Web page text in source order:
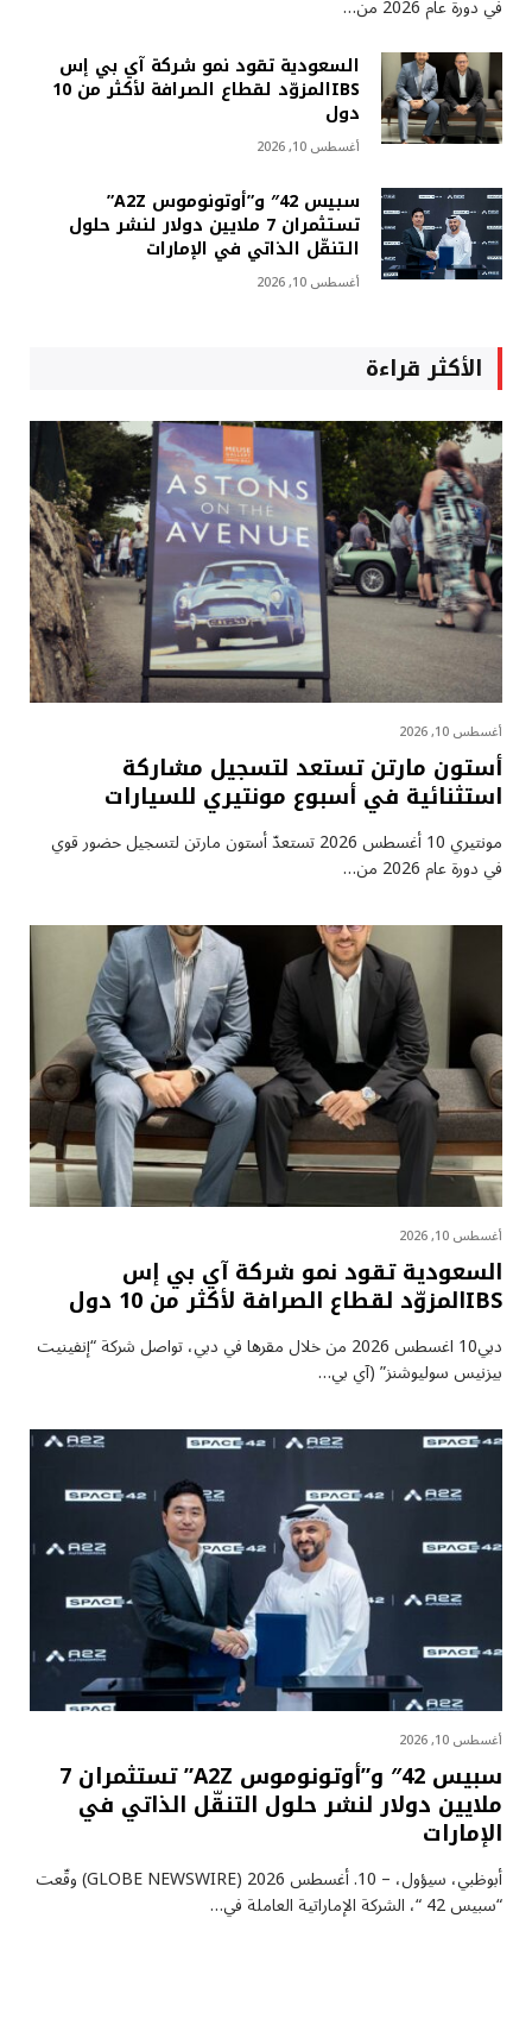
في دورة عام 2026 من…
السعودية تقود نمو شركة آي بي إس
IBSالمزوّد لقطاع الصرافة لأكثر من 10
دول
أغسطس 10, 2026
سبيس 42″ و”أوتونوموس A2Z”
تستثمران 7 ملايين دولار لنشر حلول
التنقّل الذاتي في الإمارات
أغسطس 10, 2026
الأكثر قراءة
أغسطس 10, 2026
أستون مارتن تستعد لتسجيل مشاركة
استثنائية في أسبوع مونتيري للسيارات
مونتيري 10 أغسطس 2026 تستعدّ أستون مارتن لتسجيل حضور قوي
في دورة عام 2026 من…
أغسطس 10, 2026
السعودية تقود نمو شركة آي بي إس
IBSالمزوّد لقطاع الصرافة لأكثر من 10 دول
دبي10 اغسطس 2026 من خلال مقرها في دبي، تواصل شركة “إنفينيت
بيزنيس سوليوشنز” (آي بي…
أغسطس 10, 2026
سبيس 42″ و”أوتونوموس A2Z” تستثمران 7
ملايين دولار لنشر حلول التنقّل الذاتي في
الإمارات
أبوظبي، سيؤول، – 10. أغسطس 2026 (GLOBE NEWSWIRE) وقّعت
“سبيس 42 “، الشركة الإماراتية العاملة في…